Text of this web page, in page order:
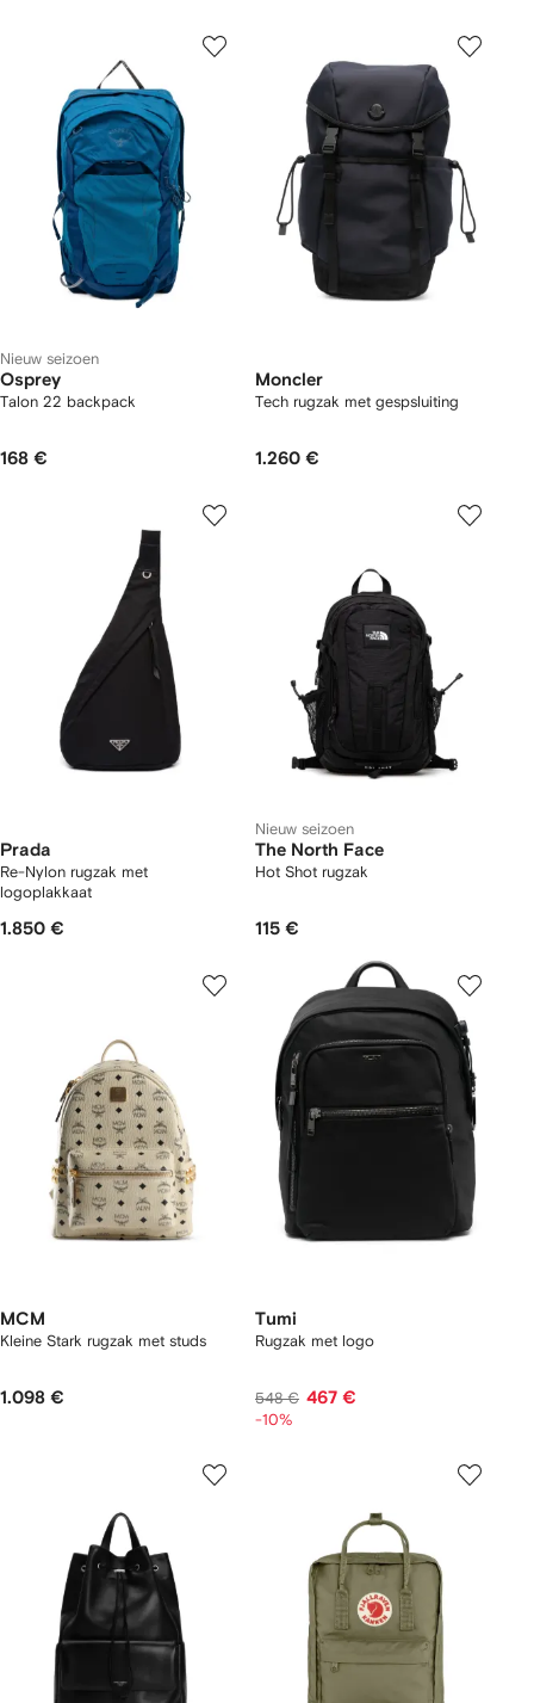
Nieuw seizoen
Osprey
Talon 22 backpack
168 €
Moncler
Tech rugzak met gespsluiting
1.260 €
Prada
Re-Nylon rugzak met
logoplakkaat
1.850 €
Nieuw seizoen
The North Face
Hot Shot rugzak
115 €
MCM
Kleine Stark rugzak met studs
1.098 €
Tumi
Rugzak met logo
548 € 467 €
-10%